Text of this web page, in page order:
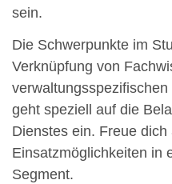
sein.
Die Schwerpunkte im
Verknüpfung von
geht speziell auf die
Dienstes ein. Freue
Einsatzmöglichkeiten in
Segment.